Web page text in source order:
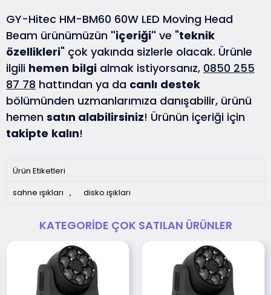
GY-Hitec HM-BM60 60W LED Moving Head
Beam ürünümüzün "içeriği" ve "teknik
özellikleri" çok yakında sizlerle olacak. Ürünle
ilgili hemen bilgi almak istiyorsanız, 0850 255
87 78 hattından ya da canlı destek
bölümünden uzmanlarımıza danışabilir, ürünü
hemen satın alabilirsiniz! Ürünün içeriği için
takipte kalın!
Ürün Etiketleri
sahne ışıkları , disko ışıkları
KATEGORIDE ÇOK SATILAN ÜRÜNLER